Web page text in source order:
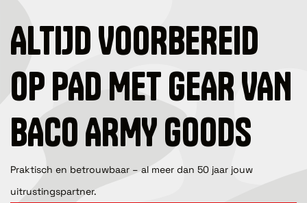
ALTIJD VOORBEREID
OP PAD MET GEAR VAN
BACO ARMY GOODS
Praktisch en betrouwbaar – al meer dan 50 jaar jouw
uitrustingspartner.